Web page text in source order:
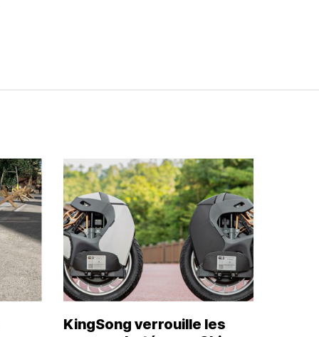
KingSong verrouille les